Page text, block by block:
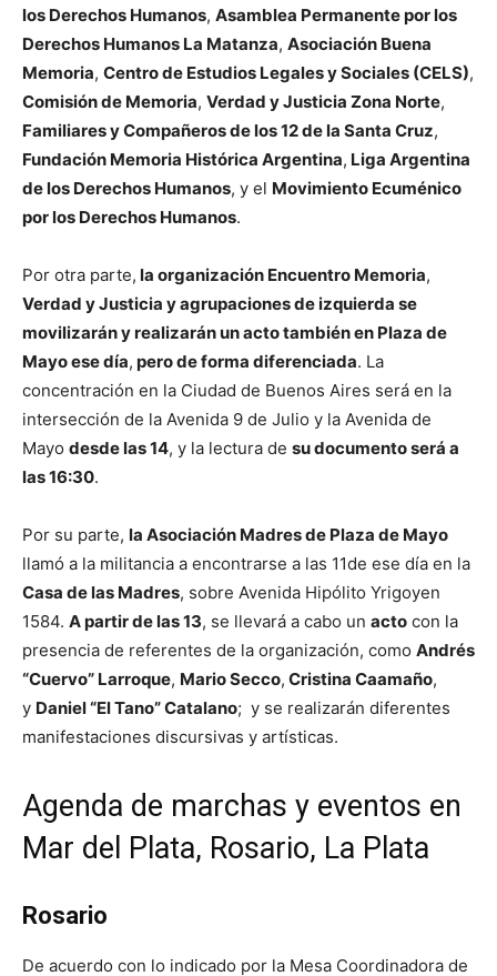
los Derechos Humanos, Asamblea Permanente por los
Derechos Humanos La Matanza, Asociación Buena
Memoria, Centro de Estudios Legales y Sociales (CELS),
Comisión de Memoria, Verdad y Justicia Zona Norte,
Familiares y Compañeros de los 12 de la Santa Cruz,
Fundación Memoria Histórica Argentina, Liga Argentina
de los Derechos Humanos, y el Movimiento Ecuménico
por los Derechos Humanos.
Por otra parte, la organización Encuentro Memoria,
Verdad y Justicia y agrupaciones de izquierda se
movilizarán y realizarán un acto también en Plaza de
Mayo ese día, pero de forma diferenciada. La
concentración en la Ciudad de Buenos Aires será en la
intersección de la Avenida 9 de Julio y la Avenida de
Mayo desde las 14, y la lectura de su documento será a
las 16:30.
Por su parte, la Asociación Madres de Plaza de Mayo
llamó a la militancia a encontrarse a las 11de ese día en la
Casa de las Madres, sobre Avenida Hipólito Yrigoyen
1584. A partir de las 13, se llevará a cabo un acto con la
presencia de referentes de la organización, como Andrés
“Cuervo” Larroque, Mario Secco, Cristina Caamaño,
y Daniel “El Tano” Catalano; y se realizarán diferentes
manifestaciones discursivas y artísticas.
Agenda de marchas y eventos en
Mar del Plata, Rosario, La Plata
Rosario
De acuerdo con lo indicado por la Mesa Coordinadora de